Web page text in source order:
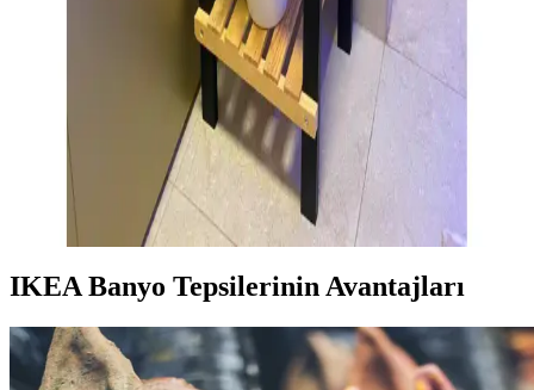
Tekli bornozlar, modern ve minimalist banyo dekorasyonunun
vazgeçilmez unsurlarıdır. Renk, doku ve tasarım seçenekleriyle
yaşam alanınıza şıklık ve fonksiyonellik katar.
4 Katlı Banyo Rafı Seçiminde Dikkat Edilmesi
Gerekenler ve Estetik Çözümler
Düzen ve estetiği bir arada sunan 4 katlı banyo rafları, alanı etkin
kullanmak ve dekorasyonu tamamlamak için ideal çözümler sunar.
Dayanıklı malzemeler ve uygun tasarımla uzun ömür sağlar.
IKEA Banyo Tepsilerinin Avantajları